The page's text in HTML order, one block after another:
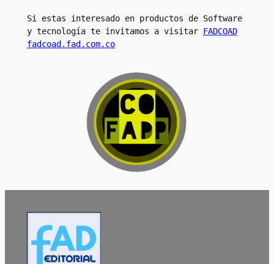
Si estas interesado en productos de Software
y tecnología te invitamos a visitar FADCOAD
fadcoad.fad.com.co